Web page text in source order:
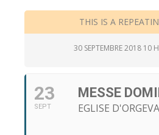
THIS IS A
30 SEPTEMBRE 2018 10
23
SEPT
MESSE
EGLISE